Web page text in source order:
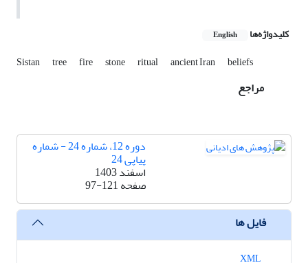
کلیدواژه‌ها English
Sistan tree fire stone ritual ancient Iran beliefs
مراجع
دوره 12، شماره 24 - شماره
پیاپی 24
اسفند 1403
صفحه97-121
فایل ها